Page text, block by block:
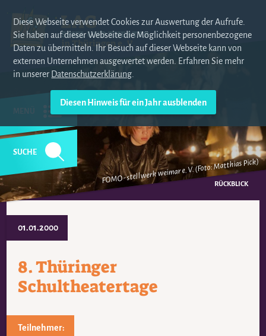
Diese Webseite verwendet Cookies zur Auswertung der Aufrufe.
Sie haben auf dieser Webseite die Möglichkeit personenbezogene
Daten zu übermitteln. Ihr Besuch auf dieser Webseite kann von
externen Unternehmen ausgewertet werden. Erfahren Sie mehr
in unserer Datenschutzerklärung
SUCHE
FOMO - stellwerk weimar e. V. (Foto: Matthias Pick)
NAVIGATION
RÜCKBLICK
01.01.2000
8. Thüringer
Schultheatertage
Teilnehmer: